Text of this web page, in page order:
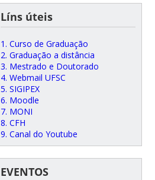
Líns úteis
1. Curso de Graduação
2. Graduação a distância
3. Mestrado e Doutorado
4. Webmail UFSC
5. SIGIPEX
6. Moodle
7. MONI
8. CFH
9. Canal do Youtube
EVENTOS